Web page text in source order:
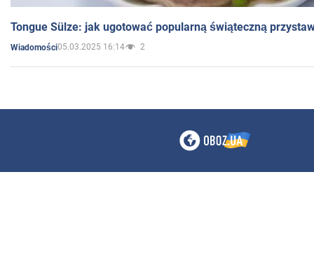
Tongue Sülze: jak ugotować popularną świąteczną
Wiadomości05.03.2025 16:14 2